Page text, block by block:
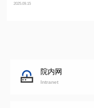
2025.09.15
院内网
Intranet